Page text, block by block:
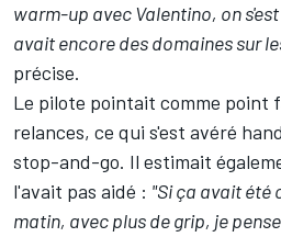
warm-up avec Valentino, on
avait encore des domaines sur
précise.
Le pilote pointait comme point
relances, ce qui s'est avéré
stop-and-go. Il estimait
l'avait pas aidé : "Si ça avait
matin, avec plus de grip, je